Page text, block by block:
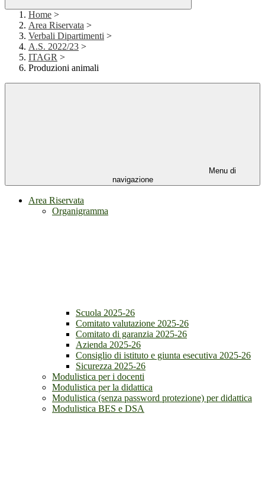
Home >
Area Riservata >
Verbali Dipartimenti >
A.S. 2022/23 >
ITAGR >
Produzioni animali
Menu di
navigazione
Area Riservata
Organigramma
Scuola 2025-26
Comitato valutazione 2025-26
Comitato di garanzia 2025-26
Azienda 2025-26
Consiglio di istituto e giunta esecutiva 2025-26
Sicurezza 2025-26
Modulistica per i docenti
Modulistica per la didattica
Modulistica (senza password protezione) per didattica
Modulistica BES e DSA